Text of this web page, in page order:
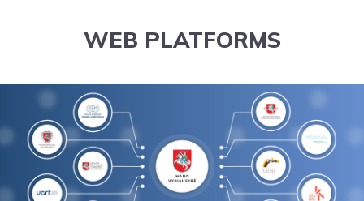
WEB PLATFORMS